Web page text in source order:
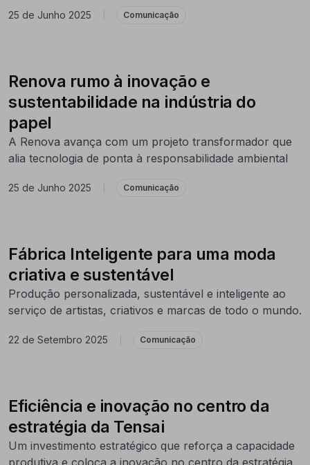
25 de Junho 2025 Comunicação
Renova rumo à inovação e
sustentabilidade na indústria do
papel
A Renova avança com um projeto transformador que
alia tecnologia de ponta à responsabilidade ambiental
25 de Junho 2025 Comunicação
Fábrica Inteligente para uma moda
criativa e sustentável
Produção personalizada, sustentável e inteligente ao
serviço de artistas, criativos e marcas de todo o mundo.
22 de Setembro 2025 Comunicação
Eficiência e inovação no centro da
estratégia da Tensai
Um investimento estratégico que reforça a capacidade
produtiva e coloca a inovação no centro da estratégia